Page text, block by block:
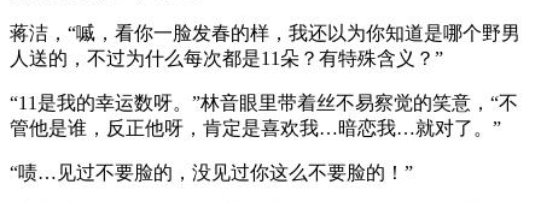
蒋洁，“嘁，看你一脸发春的样，我还以为你知道是哪个野男
人送的，不过为什么每次都是11朵？有特殊含义？”
“11是我的幸运数呀。”林音眼里带着丝不易察觉的笑意，“不
管他是谁，反正他呀，肯定是喜欢我…暗恋我…就对了。”
“啧…见过不要脸的，没见过你这么不要脸的！”